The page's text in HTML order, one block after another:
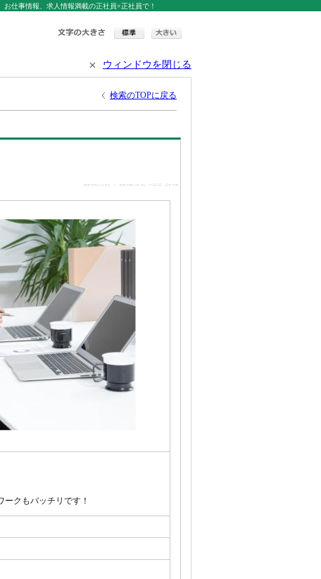
仕事情報、求人情報満載の正社員×正社員で！
ウィンドウを閉じる
検索のTOPに戻る
クもバッチリです！